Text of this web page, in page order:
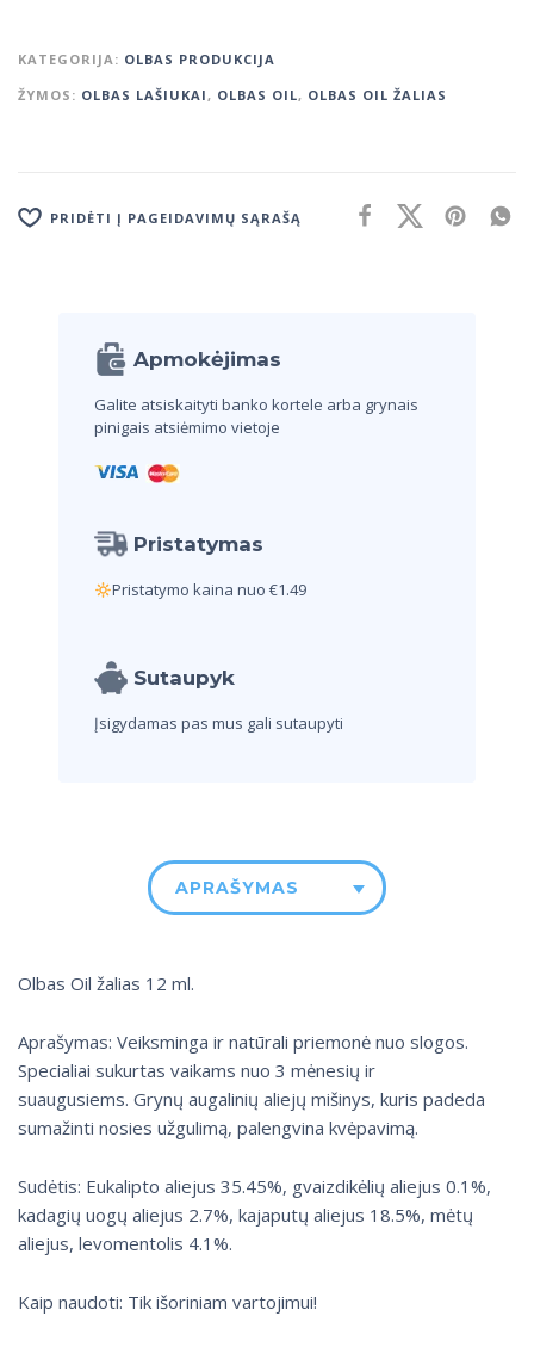
KATEGORIJA: OLBAS PRODUKCIJA
ŽYMOS: OLBAS LAŠIUKAI, OLBAS OIL, OLBAS OIL ŽALIAS
PRIDĖTI Į PAGEIDAVIMŲ SĄRAŠĄ
Apmokėjimas
Galite atsiskaityti banko kortele arba grynais
pinigais atsiėmimo vietoje
Pristatymas
Pristatymo kaina nuo €1.49
Sutaupyk
Įsigydamas pas mus gali sutaupyti
APRAŠYMAS
Olbas Oil žalias 12 ml.
Aprašymas: Veiksminga ir natūrali priemonė nuo slogos.
Specialiai sukurtas vaikams nuo 3 mėnesių ir
suaugusiems. Grynų augalinių aliejų mišinys, kuris padeda
sumažinti nosies užgulimą, palengvina kvėpavimą.
Sudėtis: Eukalipto aliejus 35.45%, gvaizdikėlių aliejus 0.1%,
kadagių uogų aliejus 2.7%, kajaputų aliejus 18.5%, mėtų
aliejus, levomentolis 4.1%.
Kaip naudoti: Tik išoriniam vartojimui!